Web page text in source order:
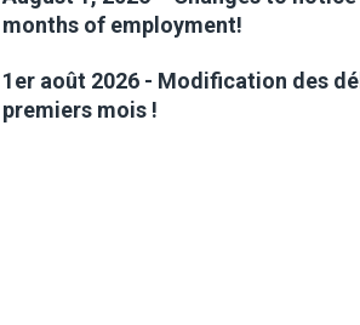
months of employment!
1er août 2026 - Modification des
premiers mois !